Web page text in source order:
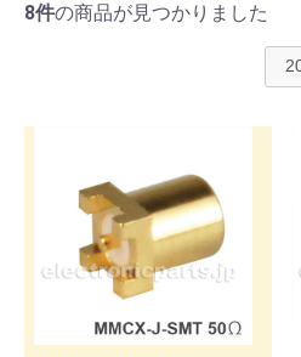
8件の商品が見つかりました